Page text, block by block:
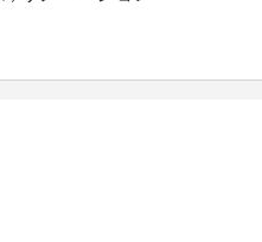
たちにとってはストレス
。 設計士さん、タイルや
現場で確認してくださった
シンボルツリーを選びに行
い日も冬の寒い日も長い
だいたりと、コストがか
ず相談に乗ってください
務店賞
築文化奨励賞
間 建設大臣表彰
(会長 中野栄吉)
24年度)